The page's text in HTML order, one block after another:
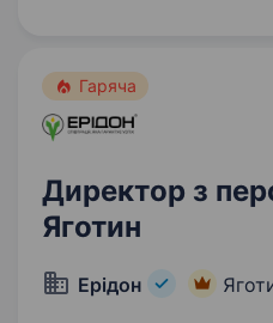
Гаряча
Директор з
Яготин
Ерідон